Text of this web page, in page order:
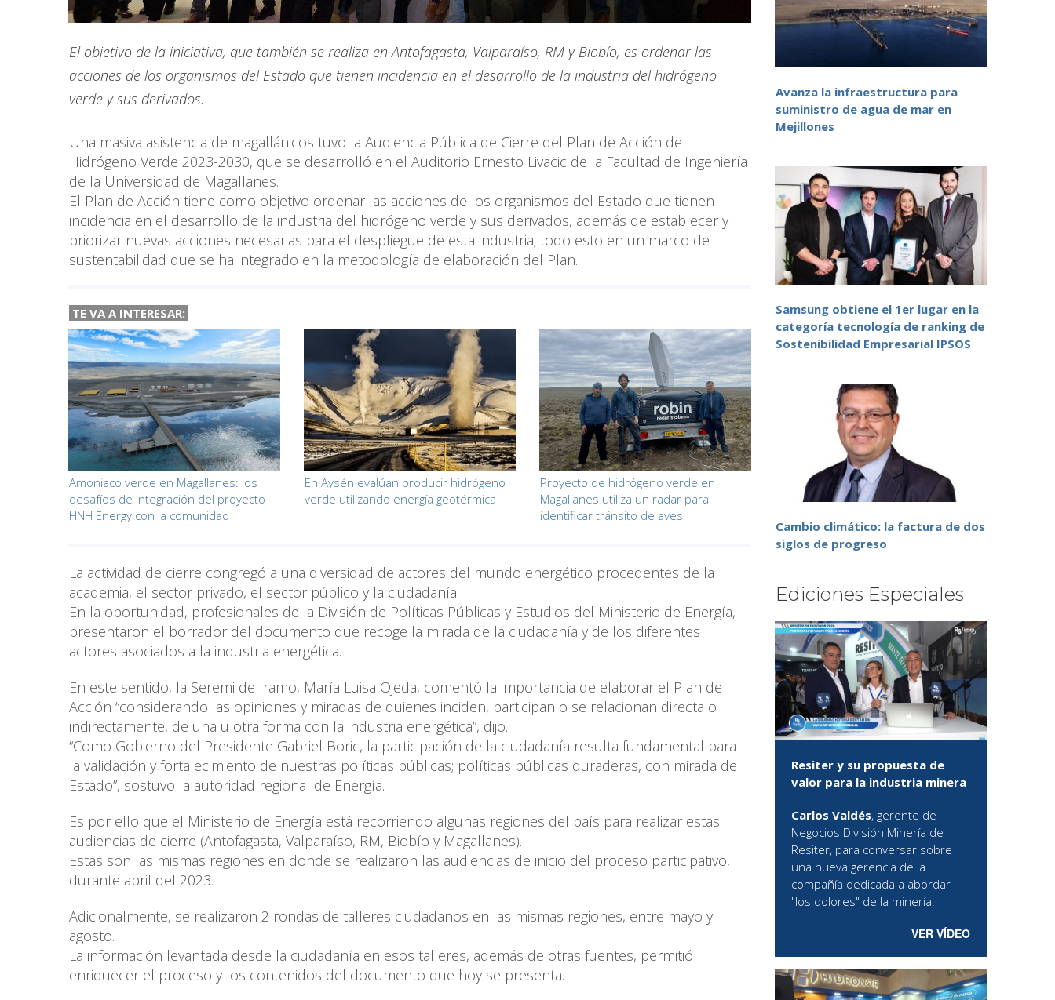
El objetivo de la iniciativa, que también se realiza en Antofagasta, Valparaíso, RM y Biobío, es ordenar las
acciones de los organismos del Estado que tienen incidencia en el desarrollo de la industria del hidrógeno
verde y sus derivados.
Una masiva asistencia de magallánicos tuvo la Audiencia Pública de Cierre del Plan de Acción de
Hidrógeno Verde 2023-2030, que se desarrolló en el Auditorio Ernesto Livacic de la Facultad de Ingeniería
de la Universidad de Magallanes.
El Plan de Acción tiene como objetivo ordenar las acciones de los organismos del Estado que tienen
incidencia en el desarrollo de la industria del hidrógeno verde y sus derivados, además de establecer y
priorizar nuevas acciones necesarias para el despliegue de esta industria; todo esto en un marco de
sustentabilidad que se ha integrado en la metodología de elaboración del Plan.
TE VA A INTERESAR:
Amoniaco verde en Magallanes: los
desafíos de integración del proyecto
HNH Energy con la comunidad
En Aysén evalúan producir hidrógeno
verde utilizando energía geotérmica
Proyecto de hidrógeno verde en
Magallanes utiliza un radar para
identificar tránsito de aves
La actividad de cierre congregó a una diversidad de actores del mundo energético procedentes de la
academia, el sector privado, el sector público y la ciudadanía.
En la oportunidad, profesionales de la División de Políticas Públicas y Estudios del Ministerio de Energía,
presentaron el borrador del documento que recoge la mirada de la ciudadanía y de los diferentes
actores asociados a la industria energética.
En este sentido, la Seremi del ramo, María Luisa Ojeda, comentó la importancia de elaborar el Plan de
Acción “considerando las opiniones y miradas de quienes inciden, participan o se relacionan directa o
indirectamente, de una u otra forma con la industria energética”, dijo.
“Como Gobierno del Presidente Gabriel Boric, la participación de la ciudadanía resulta fundamental para
la validación y fortalecimiento de nuestras políticas públicas; políticas públicas duraderas, con mirada de
Estado”, sostuvo la autoridad regional de Energía.
Es por ello que el Ministerio de Energía está recorriendo algunas regiones del país para realizar estas
audiencias de cierre (Antofagasta, Valparaíso, RM, Biobío y Magallanes).
Estas son las mismas regiones en donde se realizaron las audiencias de inicio del proceso participativo,
durante abril del 2023.
Adicionalmente, se realizaron 2 rondas de talleres ciudadanos en las mismas regiones, entre mayo y
agosto.
La información levantada desde la ciudadanía en esos talleres, además de otras fuentes, permitió
enriquecer el proceso y los contenidos del documento que hoy se presenta.
Avanza la infraestructura para
suministro de agua de mar en
Mejillones
Samsung obtiene el 1er lugar en la
categoría tecnología de ranking de
Sostenibilidad Empresarial IPSOS
Cambio climático: la factura de dos
siglos de progreso
Ediciones Especiales
Resiter y su propuesta de
valor para la industria minera
Carlos Valdés, gerente de
Negocios División Minería de
Resiter, para conversar sobre
una nueva gerencia de la
compañía dedicada a abordar
"los dolores" de la minería.
VER VÍDEO